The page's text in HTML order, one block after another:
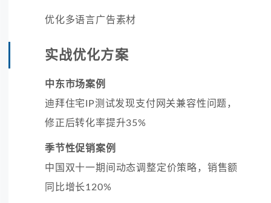
优化多语言广告素材
实战优化方案
中东市场案例
迪拜住宅IP测试发现支付网关兼容性问题，
修正后转化率提升35%
季节性促销案例
中国双十一期间动态调整定价策略，销售额
同比增长120%